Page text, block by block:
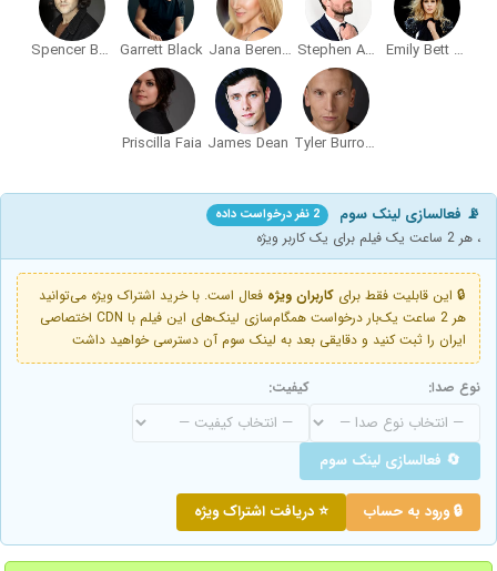
Emily Bett Rickards
Stephen Amell
Jana Berengel
Garrett Black
Spencer Borgeson
Tyler Burrows
James Dean
Priscilla Faia
📡 فعالسازی لینک سوم 2 نفر درخواست داده
، هر 2 ساعت یک فیلم برای یک کاربر ویژه
🔒 این قابلیت فقط برای کاربران ویژه فعال است. با خرید اشتراک ویژه می‌توانید
هر 2 ساعت یک‌بار درخواست همگام‌سازی لینک‌های این فیلم با CDN اختصاصی
ایران را ثبت کنید و دقایقی بعد به لینک سوم آن دسترسی خواهید داشت
نوع صدا: کیفیت:
🔄 فعالسازی لینک سوم
🔒 ورود به حساب ⭐ دریافت اشتراک ویژه